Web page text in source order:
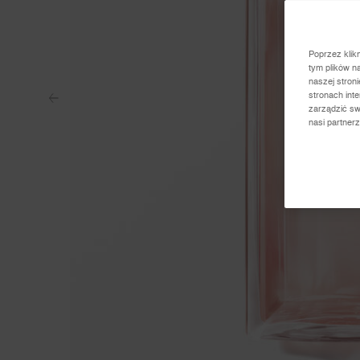
Poprzez
tym plików
naszej
stronach
zarządzić
nasi